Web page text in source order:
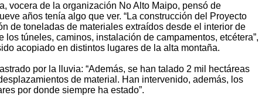
vocera de la organización No Alto Maipo, pensó de
años tenía algo que ver. “La construcción del Proyecto
de toneladas de materiales extraídos desde el interior de
túneles, caminos, instalación de campamentos, etcétera”,
acopiado en distintos lugares de la alta montaña.
por la lluvia: “Además, se han talado 2 mil hectáreas
de material. Han intervenido, además, los
por donde siempre ha estado”.